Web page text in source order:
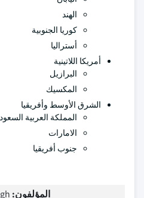
الهند
كوريا الجنوبية
أستراليا
أمريكا اللاتينية
البرازيل
المكسيك
الشرق الأوسط وأفريقيا
المملكة العربية
الامارات
جنوب أفريقيا
المؤلفون: